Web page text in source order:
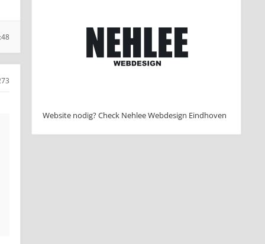
Website nodig? Check Nehlee Webdesign Eindhoven